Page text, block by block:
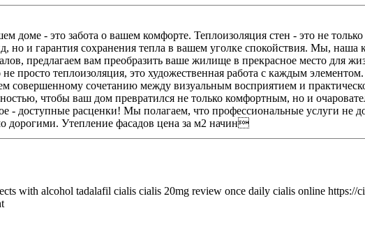
доме - это забота о вашем комфорте. Теплоизоляция стен - это не
но и гарантия сохранения тепла в вашем уголке спокойствия. Мы, наша
предлагаем вам преобразить ваше жилище в прекрасное место для
не просто теплоизоляция, это художественная работа с каждым
совершенному сочетанию между визуальным восприятием и
чтобы ваш дом превратился не только комфортным, но и
- доступные расценки! Мы полагаем, что профессиональные услуги не
дорогими. Утепление фасадов цена за м2 начин
with alcohol tadalafil cialis cialis 20mg review once daily cialis online https://